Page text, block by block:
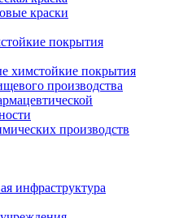
краски
покрытия
химстойкие покрытия
производства
производств
инфраструктура